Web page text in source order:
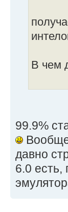
В чем
99.9%
давно
6.0 есть,